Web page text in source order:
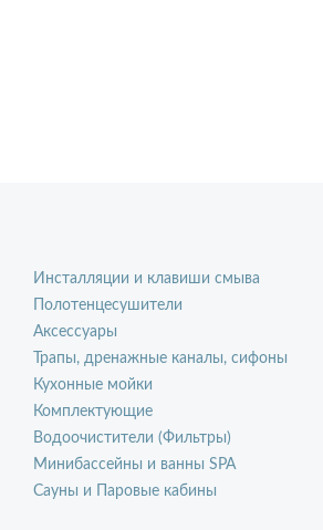
Инсталляции и клавиши смыва
Полотенцесушители
Аксессуары
Трапы, дренажные каналы, сифоны
Кухонные мойки
Комплектующие
Водоочистители (Фильтры)
Минибассейны и ванны SPA
Сауны и Паровые кабины